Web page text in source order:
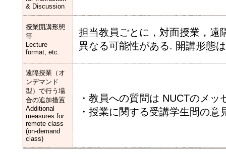
& Discussion
授業開講形態
等
Lecture
format, etc.
担当教員ごとに，対面授業，遠
異なる可能性がある. 開講形態
遠隔授業（オ
ンデマンド
型）で行う場
合の追加措置
Additional
measures for
remote class
(on-demand
class)
・教員への質問は NUCTのメ
・授業に関する受講学生間の